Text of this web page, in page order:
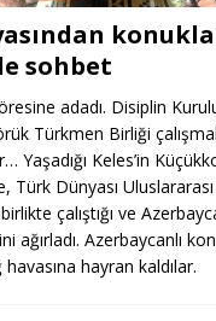
sohbet
adadı. Disiplin Kurulu
Türkmen Birliği
Yaşadığı Keles’in
Türk Dünyası
çalıştığı ve
ağırladı. Azerbaycanlı
hayran kaldılar.